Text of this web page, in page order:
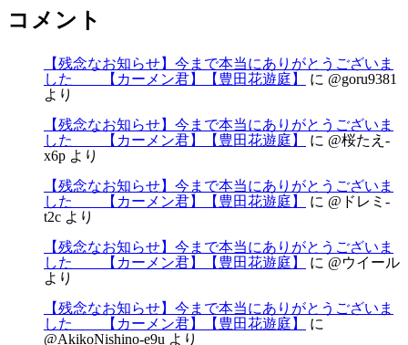
コメント
【残念なお知らせ】今まで本当にありがとうございま
した 【カーメン君】【豊田花遊庭】
に @goru9381
より
【残念なお知らせ】今まで本当にありがとうございま
した 【カーメン君】【豊田花遊庭】
に @桜たえ-
x6p より
【残念なお知らせ】今まで本当にありがとうございま
した 【カーメン君】【豊田花遊庭】
に @ドレミ-
t2c より
【残念なお知らせ】今まで本当にありがとうございま
した 【カーメン君】【豊田花遊庭】
に @ウイール
より
【残念なお知らせ】今まで本当にありがとうございま
した 【カーメン君】【豊田花遊庭】
に
@AkikoNishino-e9u より